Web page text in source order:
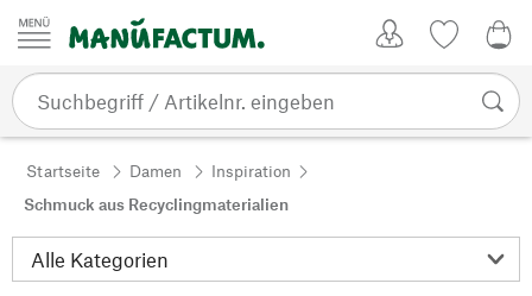
Zum Inhalt springen
Startseite Damen
Inspiration
Schmuck aus Recyclingmaterialien